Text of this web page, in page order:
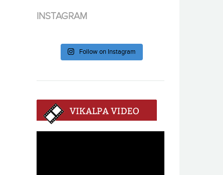
INSTAGRAM
Follow on Instagram